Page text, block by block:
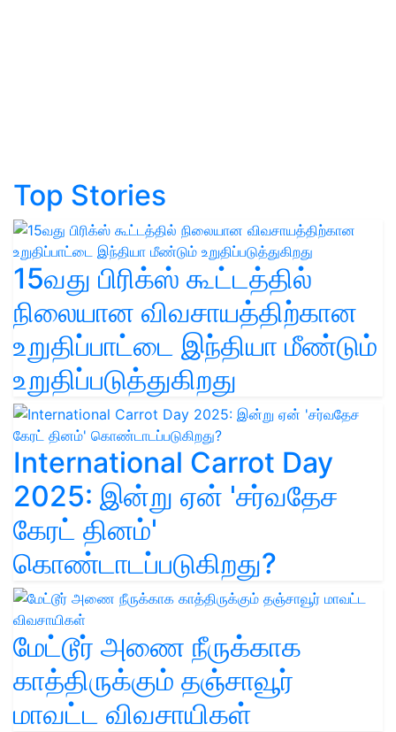
Top Stories
15வது பிரிக்ஸ் கூட்டத்தில்
நிலையான விவசாயத்திற்கான
உறுதிப்பாட்டை இந்தியா மீண்டும்
உறுதிப்படுத்துகிறது
International Carrot Day
2025: இன்று ஏன் 'சர்வதேச
கேரட் தினம்'
கொண்டாடப்படுகிறது?
மேட்டூர் அணை நீருக்காக
காத்திருக்கும் தஞ்சாவூர்
மாவட்ட விவசாயிகள்